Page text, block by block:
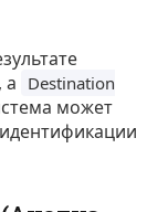
а Destination
может